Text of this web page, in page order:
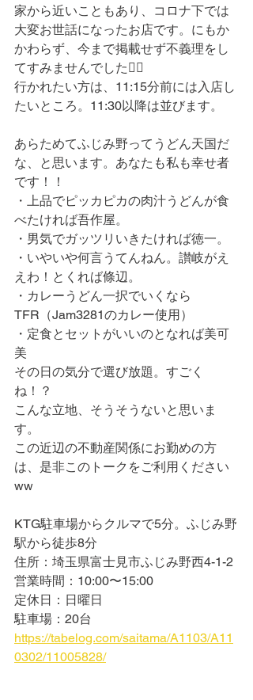
家から近いこともあり、コロナ下では
大変お世話になったお店です。にもか
かわらず、今まで掲載せず不義理をし
てすみませんでした🙇‍♂️
行かれたい方は、11:15分前には入店し
たいところ。11:30以降は並びます。
あらためてふじみ野ってうどん天国だ
な、と思います。あなたも私も幸せ者
です！！
・上品でピッカピカの肉汁うどんが食
べたければ吾作屋。
・男気でガッツリいきたければ徳一。
・いやいや何言うてんねん。讃岐がえ
えわ！とくれば條辺。
・カレーうどん一択でいくなら
TFR（Jam3281のカレー使用）
・定食とセットがいいのとなれば美可
美
その日の気分で選び放題。すごく
ね！？
こんな立地、そうそうないと思いま
す。
この近辺の不動産関係にお勤めの方
は、是非このトークをご利用ください
ww
KTG駐車場からクルマで5分。ふじみ野
駅から徒歩8分
住所：埼玉県富士見市ふじみ野西4-1-2
営業時間：10:00〜15:00
定休日：日曜日
駐車場：20台
https://tabelog.com/saitama/A1103/A11
0302/11005828/